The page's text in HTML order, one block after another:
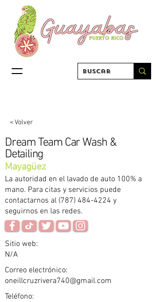
< Volver
Dream Team Car Wash &
Detailing
Mayagüez
La autoridad en el lavado de auto 100% a
mano. Para citas y servicios puede
contactarnos al (787) 484-4224 y
seguirnos en las redes.
Sitio web:
N/A
Correo electrónico:
oneillcruzrivera740@gmail.com
Teléfono: